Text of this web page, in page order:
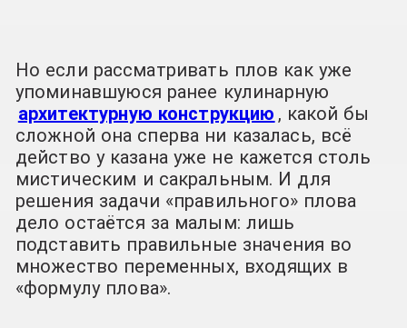
Но если рассматривать плов как уже
упоминавшуюся ранее кулинарную
архитектурную конструкцию , какой бы
сложной она сперва ни казалась, всё
действо у казана уже не кажется столь
мистическим и сакральным. И для
решения задачи «правильного» плова
дело остаётся за малым: лишь
подставить правильные значения во
множество переменных, входящих в
«формулу плова».